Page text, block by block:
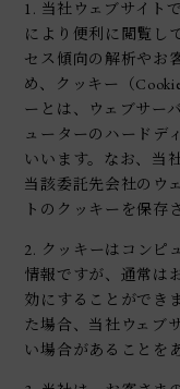
1. 当社ウェブサイト
により便利に閲覧し
セス傾向の解析やお
め、クッキー（
ーとは、ウェブサー
ューターのハードデ
いいます。なお、当
当該委託先会社のウ
トのクッキーを保存
2. クッキーはコンピ
情報ですが、通常は
効にすることができ
た場合、当社ウェブ
い場合があることを